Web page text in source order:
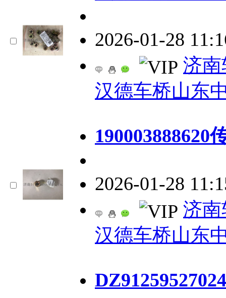
2026-01-28
济
汉德车桥山东
190003888620
2026-01-28
济
汉德车桥山东